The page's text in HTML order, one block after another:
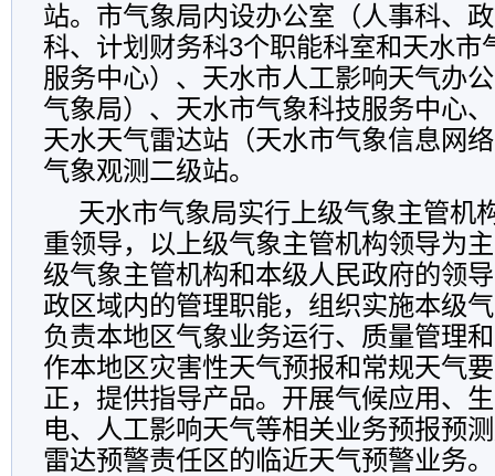
站。市气象局内设办公室（人事科、
科、计划财务科3个职能科室和天水市
服务中心）、天水市人工影响天气办
气象局）、天水市气象科技服务中心
天水天气雷达站（天水市气象信息网
气象观测二级站。
天水市气象局实行上级气象主管机
重领导，以上级气象主管机构领导为
级气象主管机构和本级人民政府的领
政区域内的管理职能，组织实施本级
负责本地区气象业务运行、质量管理
作本地区灾害性天气预报和常规天气
正，提供指导产品。开展气候应用、
电、人工影响天气等相关业务预报预
雷达预警责任区的临近天气预警业务。